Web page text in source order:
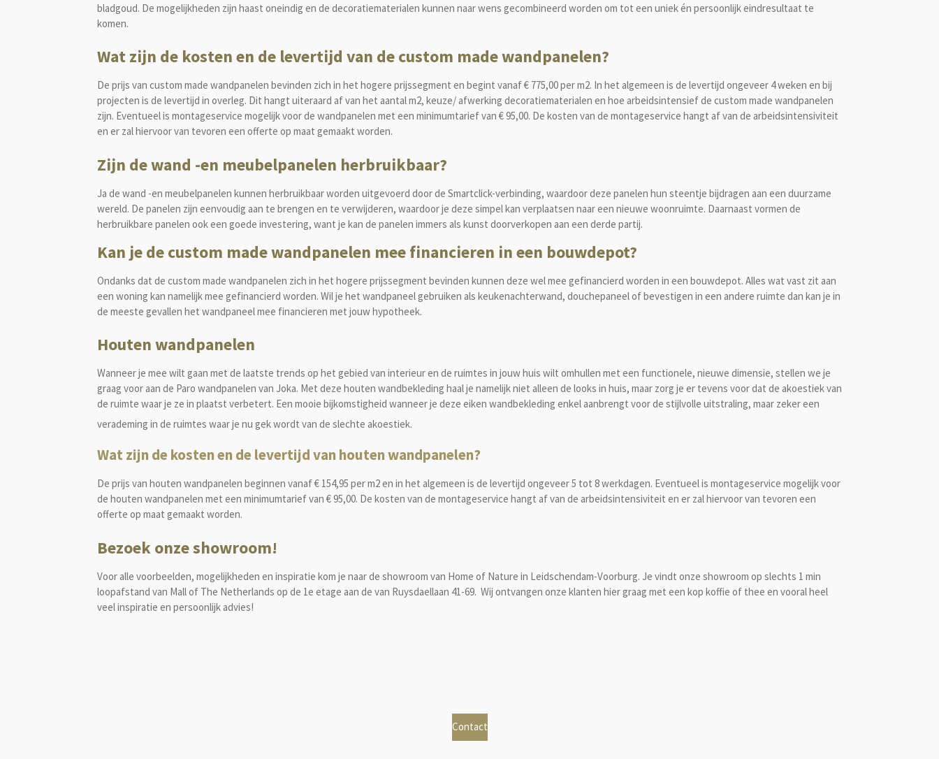
bladgoud. De mogelijkheden zijn haast oneindig en de decoratiematerialen kunnen naar wens gecombineerd worden om tot een uniek én persoonlijk eindresultaat te
komen.
Wat zijn de kosten en de levertijd van de custom made wandpanelen?
De prijs van custom made wandpanelen bevinden zich in het hogere prijssegment en begint vanaf € 775,00 per m2. In het algemeen is de levertijd ongeveer 4 weken en bij
projecten is de levertijd in overleg. Dit hangt uiteraard af van het aantal m2, keuze/ afwerking decoratiematerialen en hoe arbeidsintensief de custom made wandpanelen
zijn. Eventueel is montageservice mogelijk voor de wandpanelen met een minimumtarief van € 95,00. De kosten van de montageservice hangt af van de arbeidsintensiviteit
en er zal hiervoor van tevoren een offerte op maat gemaakt worden.
Zijn de wand -en meubelpanelen herbruikbaar?
Ja de wand -en meubelpanelen kunnen herbruikbaar worden uitgevoerd door de Smartclick-verbinding, waardoor deze panelen hun steentje bijdragen aan een duurzame
wereld. De panelen zijn eenvoudig aan te brengen en te verwijderen, waardoor je deze simpel kan verplaatsen naar een nieuwe woonruimte. Daarnaast vormen de
herbruikbare panelen ook een goede investering, want je kan de panelen immers als kunst doorverkopen aan een derde partij.
Kan je de custom made wandpanelen mee financieren in een bouwdepot?
Ondanks dat de custom made wandpanelen zich in het hogere prijssegment bevinden kunnen deze wel mee gefinancierd worden in een bouwdepot. Alles wat vast zit aan
een woning kan namelijk mee gefinancierd worden. Wil je het wandpaneel gebruiken als keukenachterwand, douchepaneel of bevestigen in een andere ruimte dan kan je in
de meeste gevallen het wandpaneel mee financieren met jouw hypotheek.
Houten wandpanelen
Wanneer je mee wilt gaan met de laatste trends op het gebied van interieur en de ruimtes in jouw huis wilt omhullen met een functionele, nieuwe dimensie, stellen we je
graag voor aan de Paro wandpanelen van Joka. Met deze houten wandbekleding haal je namelijk niet alleen de looks in huis, maar zorg je er tevens voor dat de akoestiek van
de ruimte waar je ze in plaatst verbetert. Een mooie bijkomstigheid wanneer je deze eiken wandbekleding enkel aanbrengt voor de stijlvolle uitstraling, maar zeker een
verademing in de ruimtes waar je nu gek wordt van de slechte akoestiek.
Wat zijn de kosten en de levertijd van houten wandpanelen?
De prijs van houten wandpanelen beginnen vanaf € 154,95 per m2 en in het algemeen is de levertijd ongeveer 5 tot 8 werkdagen. Eventueel is montageservice mogelijk voor
de houten wandpanelen met een minimumtarief van € 95,00. De kosten van de montageservice hangt af van de arbeidsintensiviteit en er zal hiervoor van tevoren een
offerte op maat gemaakt worden.
Bezoek onze showroom!
Voor alle voorbeelden, mogelijkheden en inspiratie kom je naar de showroom van Home of Nature in Leidschendam-Voorburg. Je vindt onze showroom op slechts 1 min
loopafstand van Mall of The Netherlands op de 1e etage aan de van Ruysdaellaan 41-69. Wij ontvangen onze klanten hiergraag met een kop koffie of thee en vooral heel
veel inspiratie en persoonlijk advies!
Contact